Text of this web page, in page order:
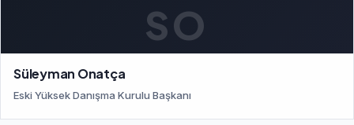
SO
Süleyman Onatça
Eski Yüksek Danışma Kurulu Başkanı